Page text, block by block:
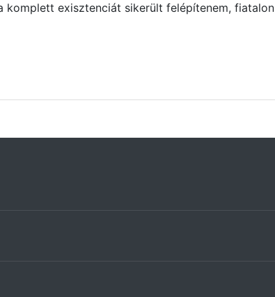
komplett exisztenciát sikerült felépítenem, fiatalon